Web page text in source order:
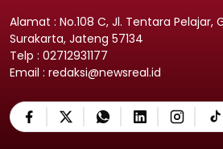
Alamat : No.108 C, Jl. Tentara Pelajar,
Surakarta, Jateng 57134
Telp : 02712931177
Email : redaksi@newsreal.id